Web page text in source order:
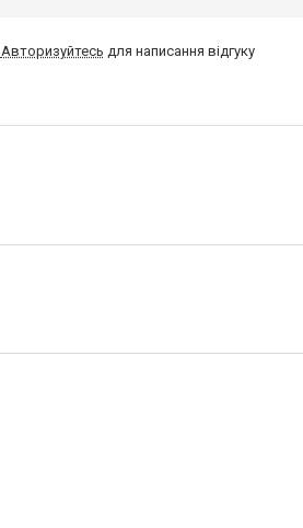
Авторизуйтесь для написання відгуку